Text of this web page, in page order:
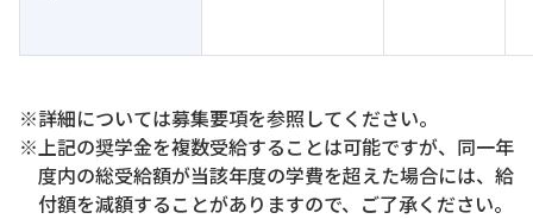
※詳細については募集要項を参照してください。
※上記の奨学金を複数受給することは可能ですが、同一年
度内の総受給額が当該年度の学費を超えた場合には、給
付額を減額することがありますので、ご了承ください。